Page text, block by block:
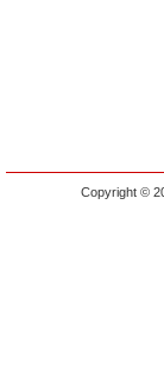
Copyright ©